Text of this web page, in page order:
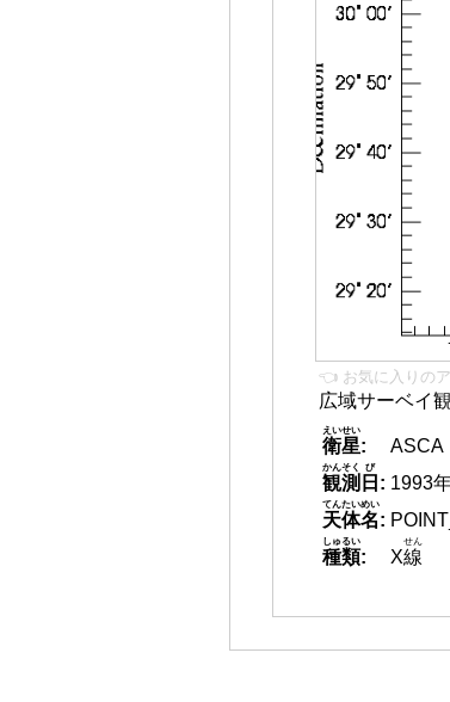
👈 お気に入りの
広域サーベイ
衛星
えいせい
:
ASCA
観測
かんそく
日
び
: 1993
天体名
てんたいめい
:
種類
しゅるい
: X線
せん